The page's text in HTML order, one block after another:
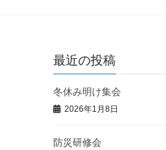
最近の投稿
冬休み明け集会
2026年1月8日
防災研修会